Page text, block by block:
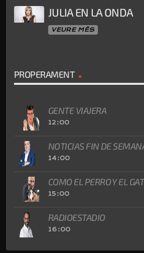
JULIA EN LA ONDA
VEURE MÉS
PROPERAMENT
GENTE VIAJERA
12:00
NOTICIAS FIN DE
14:00
COMO EL PERRO Y EL
15:00
RADIOESTADIO
16:00